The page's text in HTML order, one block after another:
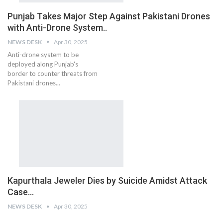
Punjab Takes Major Step Against Pakistani Drones
with Anti-Drone System..
NEWS DESK Apr 30, 2025
Anti-drone system to be
deployed along Punjab's
border to counter threats from
Pakistani drones...
Kapurthala Jeweler Dies by Suicide Amidst Attack
Case…
NEWS DESK Apr 30, 2025